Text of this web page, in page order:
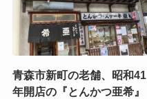
青森市新町の老舗、昭和41
年開店の『とんかつ亜希』